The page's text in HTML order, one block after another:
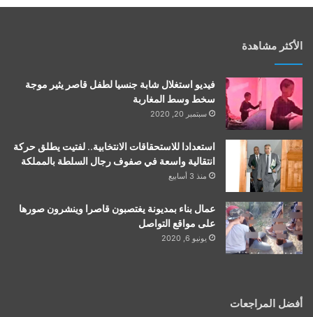
الأكثر مشاهدة
فيديو استغلال شابة جنسيا لطفل قاصر يثير موجة
سخط وسط المغاربة
سبتمبر 20, 2020
استعدادا للاستحقاقات الانتخابية.. لفتيت يطلق حركة
انتقالية واسعة في صفوف رجال السلطة بالمملكة
منذ 3 أسابيع
عمال بناء بمديونة يغتصبون قاصرا وينشرون صورها
على مواقع التواصل
يونيو 6, 2020
أفضل المراجعات